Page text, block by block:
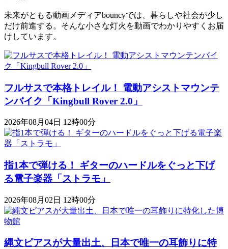
未来がともる動画メディアbouncyでは、暮らしや社会が少し
だけ前進する。そんな小さな灯火を動画でわかりやすくお届
けしています。
フルサスで本格トレイル！ 電動アシストマウンテ
ンバイク「Kingbull Rover 2.0」
2026年08月04日 12時00分
指1本で弾ける！ ギターのハードルをぐっと下げ
る電子楽器「ストラモ」
2026年08月02日 12時00分
縄文ピアスが大量出土、日本で唯一の耳飾りに特